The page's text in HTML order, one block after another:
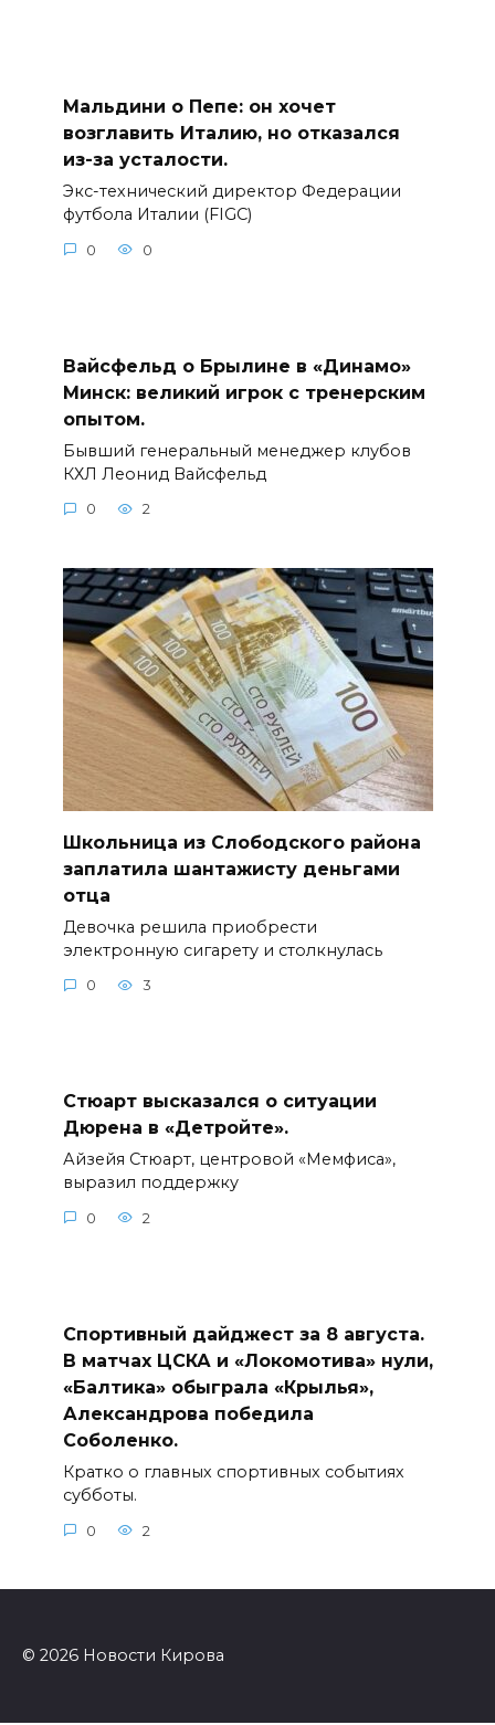
Мальдини о Пепе: он хочет
возглавить Италию, но отказался
из-за усталости.
Экс-технический директор Федерации
футбола Италии (FIGC)
0 0
Вайсфельд о Брылине в «Динамо»
Минск: великий игрок с тренерским
опытом.
Бывший генеральный менеджер клубов
КХЛ Леонид Вайсфельд
0 2
Школьница из Слободского района
заплатила шантажисту деньгами
отца
Девочка решила приобрести
электронную сигарету и столкнулась
0 3
Стюарт высказался о ситуации
Дюрена в «Детройте».
Айзейя Стюарт, центровой «Мемфиса»,
выразил поддержку
0 2
Спортивный дайджест за 8 августа.
В матчах ЦСКА и «Локомотива» нули,
«Балтика» обыграла «Крылья»,
Александрова победила
Соболенко.
Кратко о главных спортивных событиях
субботы.
0 2
© 2026 Новости Кирова